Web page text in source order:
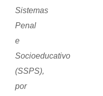
Sistemas
Penal
e
Socioeducativo
(SSPS),
por